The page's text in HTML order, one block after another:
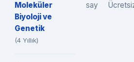
Moleküler
Biyoloji ve
Genetik
(4 Yıllık)
say